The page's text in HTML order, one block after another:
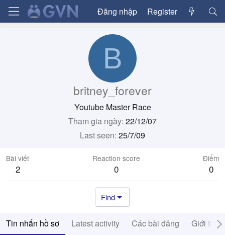
Đăng nhập Register
B
britney_forever
Youtube Master Race
Tham gia ngày 22/12/07
Last seen 25/7/09
Bài viết
2
Reaction score
0
Điểm
0
Find
Tin nhắn hồ sơ Latest activity Các bài đăng Giới thiệu